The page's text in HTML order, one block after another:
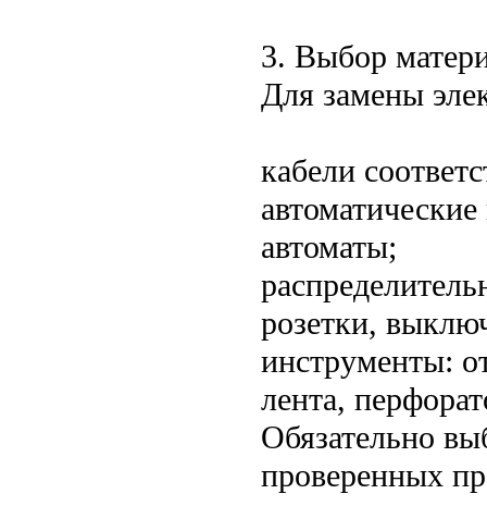
3. Выбор
Для замены
кабели
автоматы;
розетки,
инструменты:
лента,
Обязательно
проверенных